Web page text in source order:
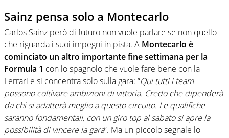
Sainz pensa solo a Montecarlo
Carlos Sainz però di futuro non vuole parlare se non quello
che riguarda i suoi impegni in pista. A Montecarlo è
cominciato un altro importante fine settimana per la
Formula 1 con lo spagnolo che vuole fare bene con la
Ferrari e si concentra solo sulla gara: “Qui tutti i team
possono coltivare ambizioni di vittoria. Credo che dipenderà
da chi si adatterà meglio a questo circuito. Le qualifiche
saranno fondamentali, con un giro top al sabato si apre la
possibilità di vincere la gara”. Ma un piccolo segnale lo